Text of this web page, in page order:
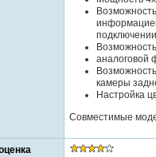
аналоговой
камеры
Настройка
Совместимые